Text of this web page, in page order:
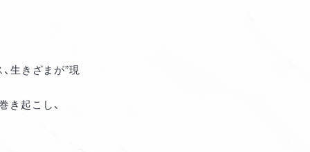
生きざまが”現
き起こし、